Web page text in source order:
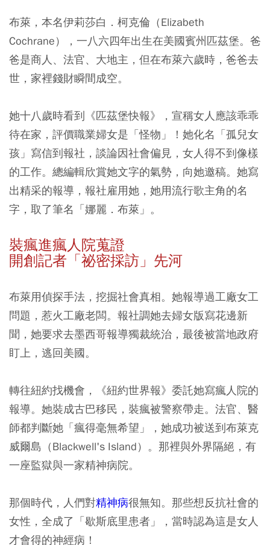
布萊，本名伊莉莎白．柯克倫（Elizabeth
Cochrane），一八六四年出生在美國賓州匹茲堡。爸
爸是商人、法官、大地主，但在布萊六歲時，爸爸去
世，家裡錢財瞬間成空。
她十八歲時看到《匹茲堡快報》，宣稱女人應該乖乖
待在家，評價職業婦女是「怪物」！她化名「孤兒女
孩」寫信到報社，談論因社會偏見，女人得不到像樣
的工作。總編輯欣賞她文字的氣勢，向她邀稿。她寫
出精采的報導，報社雇用她，她用流行歌主角的名
字，取了筆名「娜麗．布萊」。
裝瘋進瘋人院蒐證
開創記者「祕密採訪」先河
布萊用偵探手法，挖掘社會真相。她報導過工廠女工
問題，惹火工廠老闆。報社調她去婦女版寫花邊新
聞，她要求去墨西哥報導獨裁統治，最後被當地政府
盯上，逃回美國。
轉往紐約找機會，《紐約世界報》委託她寫瘋人院的
報導。她裝成古巴移民，裝瘋被警察帶走。法官、醫
師都判斷她「瘋得毫無希望」，她成功被送到布萊克
威爾島（Blackwell's Island）。那裡與外界隔絕，有
一座監獄與一家精神病院。
那個時代，人們對精神病很無知。那些想反抗社會的
女性，全成了「歇斯底里患者」，當時認為這是女人
才會得的神經病！